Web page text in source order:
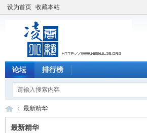
设为首页 收藏本站
论坛 排行榜
最新精华
最新精华